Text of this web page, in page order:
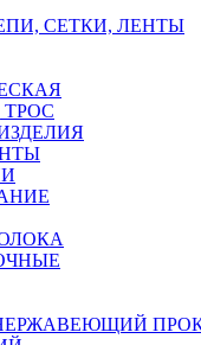
СЕТКИ, ЛЕНТЫ